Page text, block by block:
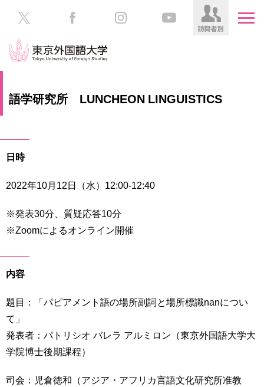
内
学
学
院
教
育
研
社
会
携
験
方
学
方
護
者
卒
業
生
の
語学研究所 LUNCHEON LINGUISTICS
日時
2022年10月12日（水）12:00-12:40
※発表30分、質疑応答10分
※Zoomによるオンライン開催
内容
題目：「パピアメント語の場所副詞と場所標識nanについ
て」
発表者：パトリシオ バレラ アルミロン（東京外国語大学大
学院博士後期課程）
司会：児倉徳和（アジア・アフリカ言語文化研究所准教